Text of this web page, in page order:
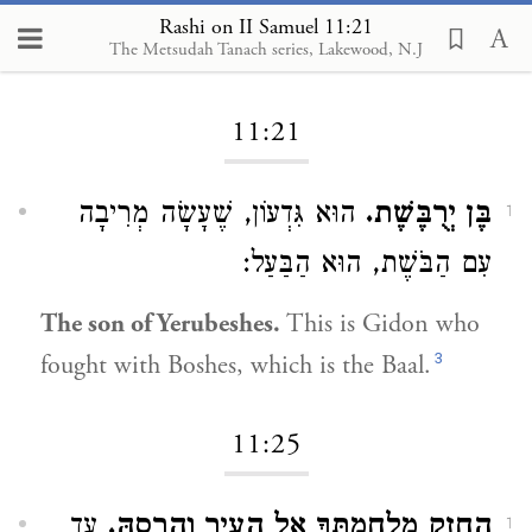
Rashi on II Samuel 11:21
The Metsudah Tanach series, Lakewood, N.J
Loading...
11:21
1 בֶּן יְרֻבֶּשֶׁת. הוּא גִּדְעוֹן, שֶׁעָשָׂה מְרִיבָה
עִם הַבֹּשֶׁת, הוּא הַבַּעַל:
The son of Yerubeshes. This is Gidon who
fought with Boshes, which is the Baal. 3
11:25
1